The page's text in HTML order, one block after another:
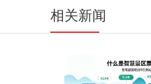
相关新闻